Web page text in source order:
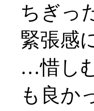
ちぎっ
緊張感
…惜し
も良か